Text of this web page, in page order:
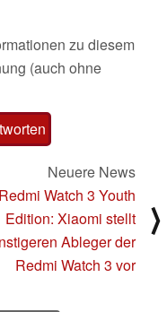
zu diesem
(auch ohne
Neuere News
Redmi Watch 3 Youth
Edition: Xiaomi stellt
Ableger der
Redmi Watch 3 vor
⟩